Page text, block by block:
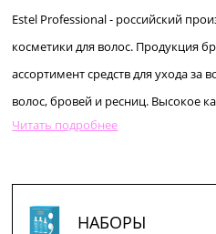
Маникюр
Одноразовая
Estel Professional - российский
косметики для волос. Продукция
ассортимент средств для ухода за
волос, бровей и ресниц. Высокое
Professional по достоинству
Читать подробнее
НАБОРЫ